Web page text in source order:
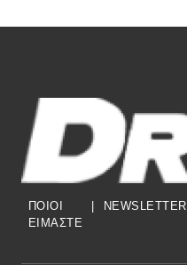
ΠΟΙΟΙ
ΕΙΜΑΣΤΕ
NEWSLETTER